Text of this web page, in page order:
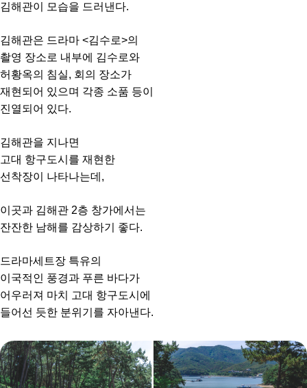
김해관이 모습을 드러낸다.
김해관은 드라마 <김수로>의
촬영 장소로 내부에 김수로와
허황옥의 침실, 회의 장소가
재현되어 있으며 각종 소품 등이
진열되어 있다.
김해관을 지나면
고대 항구도시를 재현한
선착장이 나타나는데,
이곳과 김해관 2층 창가에서는
잔잔한 남해를 감상하기 좋다.
드라마세트장 특유의
이국적인 풍경과 푸른 바다가
어우러져 마치 고대 항구도시에
들어선 듯한 분위기를 자아낸다.